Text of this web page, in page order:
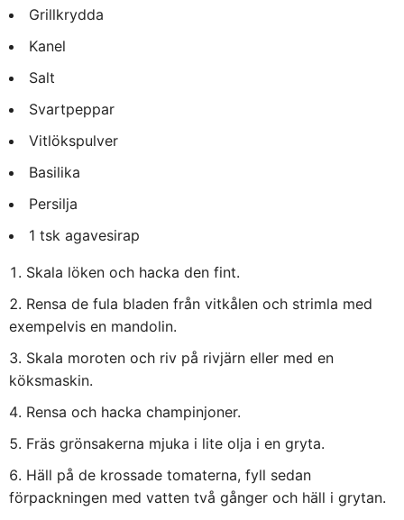
Grillkrydda
Kanel
Salt
Svartpeppar
Vitlökspulver
Basilika
Persilja
1 tsk agavesirap
Skala löken och hacka den fint.
Rensa de fula bladen från vitkålen och strimla med
exempelvis en mandolin.
Skala moroten och riv på rivjärn eller med en
köksmaskin.
Rensa och hacka champinjoner.
Fräs grönsakerna mjuka i lite olja i en gryta.
Häll på de krossade tomaterna, fyll sedan
förpackningen med vatten två gånger och häll i grytan.